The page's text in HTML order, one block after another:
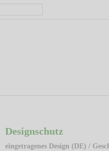
Designschutz
eingetragenes Design (DE) /